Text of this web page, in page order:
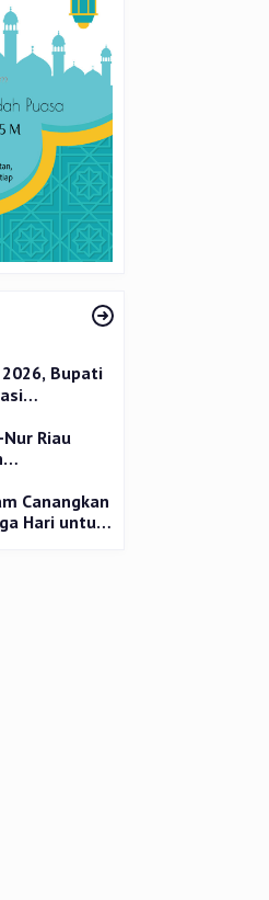
Bupati
Riau
dan Gratis
Canangkan
Hari untuk